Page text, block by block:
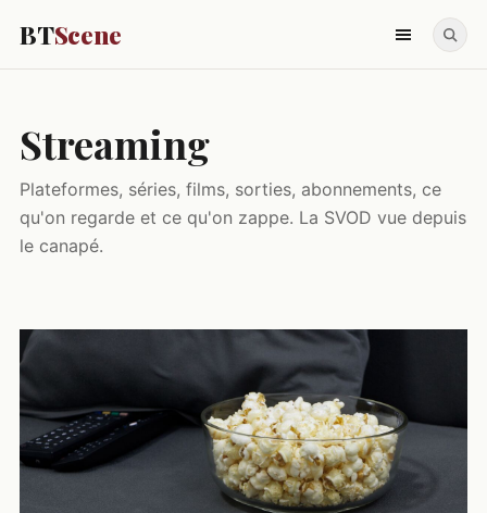
BTScene
Streaming
Plateformes, séries, films, sorties, abonnements, ce
qu'on regarde et ce qu'on zappe. La SVOD vue depuis
le canapé.